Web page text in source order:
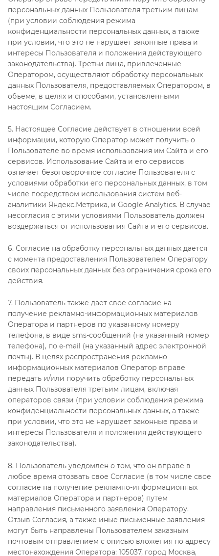
персональных данных Пользователя третьим лицам
(при условии соблюдения режима
конфиденциальности персональных данных, а также
при условии, что это не нарушает законные права и
интересы Пользователя и положения действующего
законодательства). Третьи лица, привлеченные
Оператором, осуществляют обработку персональных
данных Пользователя, предоставляемых Оператором, в
объеме, в целях и способами, установленными
настоящим Согласием.
5. Настоящее Согласие действует в отношении всей
информации, которую Оператор может получить о
Пользователе во время использования им Сайта и его
сервисов. Использование Сайта и его сервисов
означает безоговорочное согласие Пользователя с
условиями обработки его персональных данных, в том
числе посредством использования систем веб-
аналитики Яндекс.Метрика, и Google Analytics. В случае
несогласия с этими условиями Пользователь должен
воздержаться от использования Сайта и его сервисов.
6. Согласие на обработку персональных данных дается
с момента предоставления Пользователем Оператору
своих персональных данных без ограничения срока его
действия.
7. Пользователь также дает свое согласие на
получение рекламно-информационных материалов
Оператора и партнеров по указанному номеру
телефона, в виде sms-сообщений (на указанный номер
телефона), по e-mail (на указанный адрес электронной
почты). В целях распространения рекламно-
информационных материалов Оператор вправе
передать и/или поручить обработку персональных
данных Пользователя третьим лицам, включая
операторов связи (при условии соблюдения режима
конфиденциальности персональных данных, а также
при условии, что это не нарушает законные права и
интересы Пользователя и положения действующего
законодательства).
8. Пользователь уведомлен о том, что он вправе в
любое время отозвать свое Согласие (в том числе свое
согласие на получение рекламно-информационных
материалов Оператора и партнеров) путем
направления письменного заявления Оператору.
Отзыв Согласия, а также иные письменные заявления
могут быть направлены Пользователем заказным
почтовым отправлением с описью вложения по адресу
местонахождения Оператора: 105037, город Москва,